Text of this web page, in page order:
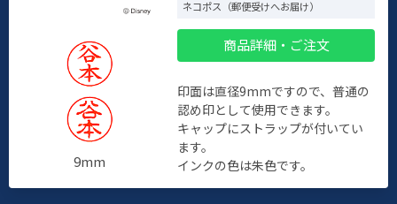
9mm
ネコポス（郵便受けへお届け）
商品詳細・ご注文
印面は直径9mmですので、普通の
認め印として使用できます。
キャップにストラップが付いてい
ます。
インクの色は朱色です。